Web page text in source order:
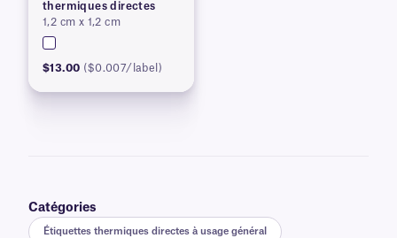
thermiques directes
1,2 cm x 1,2 cm
$13.00 ($0.007/label)
Catégories
Étiquettes thermiques directes à usage général